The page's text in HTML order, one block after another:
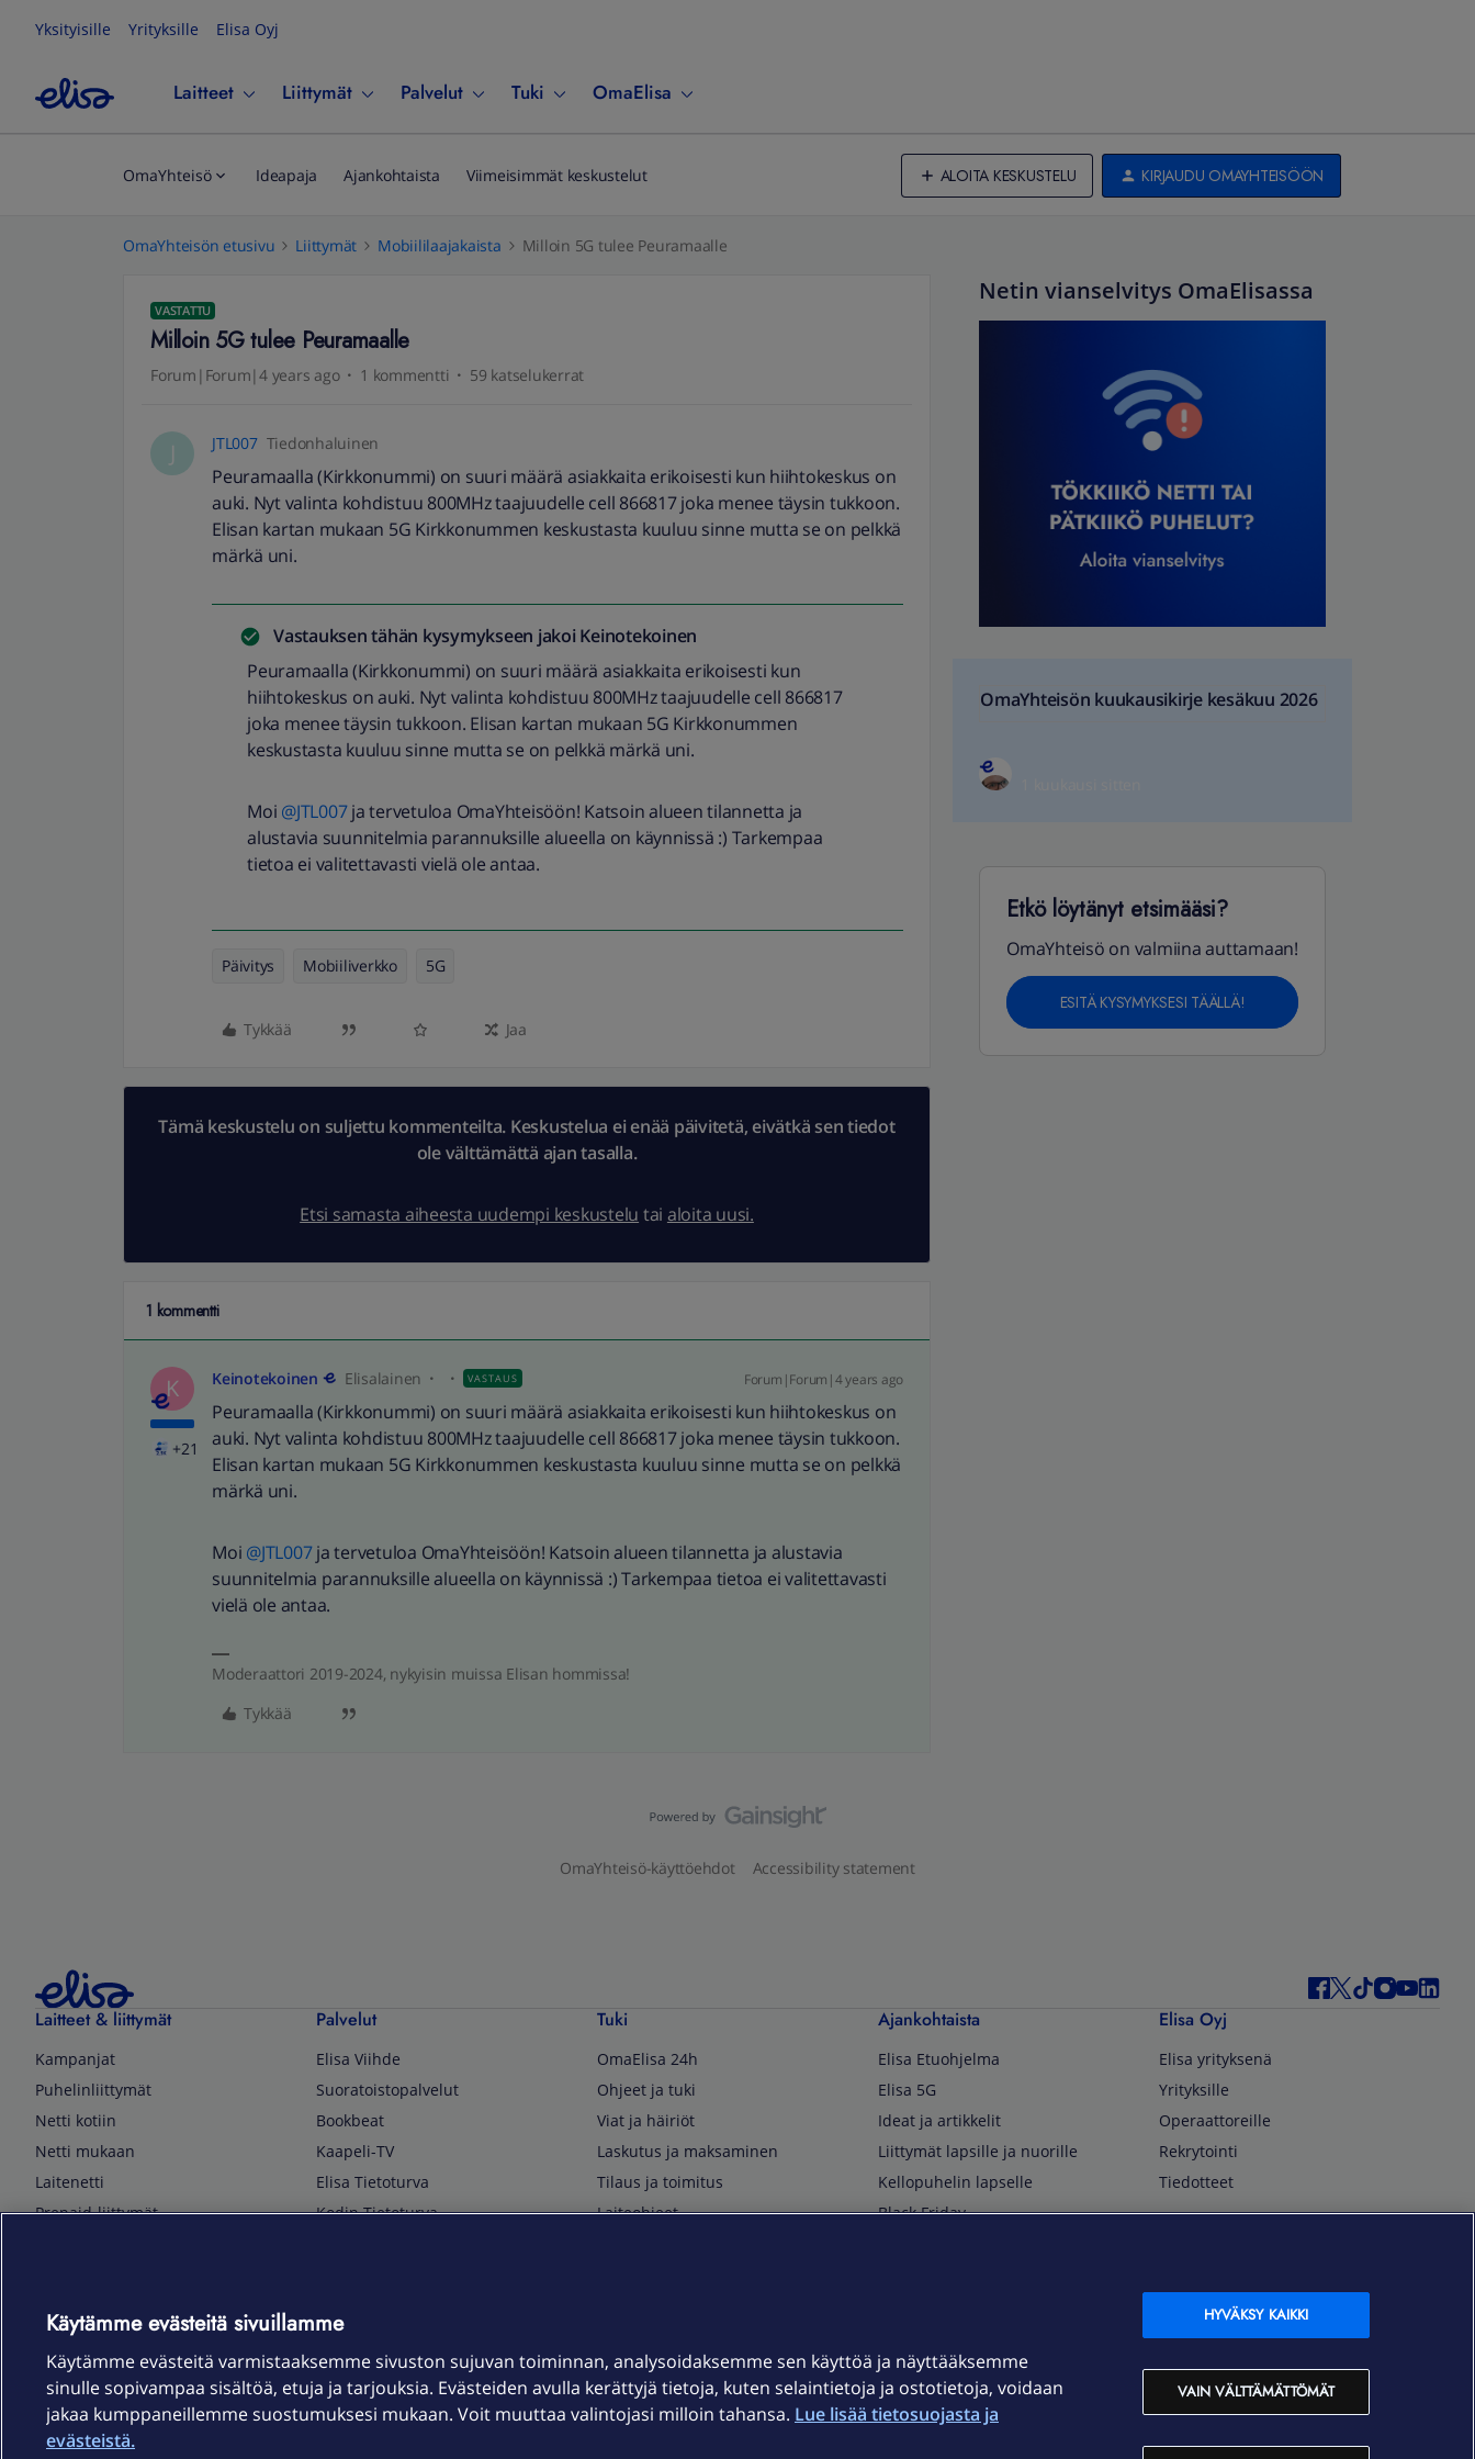
Yksityisille Yrityksille Elisa Oyj
Laitteet Liittymät Palvelut Tuki OmaElisa
OmaYhteisö Ideapaja Ajankohtaista Viimeisimmät keskustelut ALOITA KESKUSTELU KIRJAUDU OMAYHTEISÖÖN
OmaYhteisön etusivu Liittymät Mobiililaajakaista Milloin 5G tulee Peuramaalle
VASTATTU
Milloin 5G tulee Peuramaalle
Forum|Forum|4 years ago 1 kommentti 59 katselukerrat
J JTL007 Tiedonhaluinen
Peuramaalla (Kirkkonummi) on suuri määrä asiakkaita erikoisesti kun hiihtokeskus on
auki. Nyt valinta kohdistuu 800MHz taajuudelle cell 866817 joka menee täysin tukkoon.
Elisan kartan mukaan 5G Kirkkonummen keskustasta kuuluu sinne mutta se on pelkkä
märkä uni.
Vastauksen tähän kysymykseen jakoi Keinotekoinen
Peuramaalla (Kirkkonummi) on suuri määrä asiakkaita erikoisesti kun
hiihtokeskus on auki. Nyt valinta kohdistuu 800MHz taajuudelle cell 866817
joka menee täysin tukkoon. Elisan kartan mukaan 5G Kirkkonummen
keskustasta kuuluu sinne mutta se on pelkkä märkä uni.
Moi @JTL007ja tervetuloa OmaYhteisöön! Katsoin alueen tilannetta ja
alustavia suunnitelmia parannuksille alueella on käynnissä :) Tarkempaa
tietoa ei valitettavasti vielä ole antaa.
Päivitys Mobiiliverkko 5G
Tykkää Jaa
Tämä keskustelu on suljettu kommenteilta. Keskustelua ei enää päivitetä, eivätkä sen tiedot
ole välttämättä ajan tasalla.
Etsi samasta aiheesta uudempi keskustelu tai aloita uusi.
1 kommentti
K
+21
Keinotekoinen Elisalainen VASTAUS Forum|Forum|4 years ago
Peuramaalla (Kirkkonummi) on suuri määrä asiakkaita erikoisesti kun hiihtokeskus on
auki. Nyt valinta kohdistuu 800MHz taajuudelle cell 866817 joka menee täysin tukkoon.
Elisan kartan mukaan 5G Kirkkonummen keskustasta kuuluu sinne mutta se on pelkkä
märkä uni.
Moi @JTL007ja tervetuloa OmaYhteisöön! Katsoin alueen tilannetta ja alustavia
suunnitelmia parannuksille alueella on käynnissä :) Tarkempaa tietoa ei valitettavasti
vielä ole antaa.
Moderaattori 2019-2024, nykyisin muissa Elisan hommissa!
Tykkää
Netin vianselvitys OmaElisassa
OmaYhteisön kuukausikirje kesäkuu 2026
Etkö löytänyt etsimääsi?
OmaYhteisö on valmiina auttamaan!
ESITÄ KYSYMYKSESI TÄÄLLÄ!
OmaYhteisö-käyttöehdot Accessibility statement
Laitteet & liittymät
Kampanjat
Puhelinliittymät
Netti kotiin
Netti mukaan
Laitenetti
Prepaid-liittymät
TV & audio
Kodinkoneet
Kamerat ja dronet
Kellot ja rannekkeet
Palvelut
Elisa Viihde
Suoratoistopalvelut
Bookbeat
Kaapeli-TV
Elisa Tietoturva
Kodin Tietoturva
Elisa Kotiverkko
Elisa Pilvilinna
Elisa Laiteturva
Elisa Rinnakkaisliittymät
Tuki
OmaElisa 24h
Ohjeet ja tuki
Viat ja häiriöt
Laskutus ja maksaminen
Tilaus ja toimitus
Laiteohjeet
Kuuluvuuskartta
Asiakastiedotteet
OmaElisa-sovellus
Ajankohtaista
Elisa Etuohjelma
Elisa 5G
Ideat ja artikkelit
Liittymät lapsille ja nuorille
Kellopuhelin lapselle
Black Friday
Elisa Oyj
Elisa yrityksenä
Yrityksille
Operaattoreille
Rekrytointi
Tiedotteet
OmaElisa Self Service
Moving to Finland
Elisa Corporation
Käytämme evästeitä sivuillamme
Käytämme evästeitä varmistaaksemme sivuston sujuvan toiminnan, analysoidaksemme sen käyttöä ja näyttääksemme
sinulle sopivampaa sisältöä, etuja ja tarjouksia. Evästeiden avulla kerättyjä tietoja, kuten selaintietoja ja ostotietoja, voidaan
jakaa kumppaneillemme suostumuksesi mukaan. Voit muuttaa valintojasi milloin tahansa. Lue lisää tietosuojasta ja
evästeistä.
VAIN VÄLTTÄMÄTTÖMÄT
HYVÄKSY KAIKKI